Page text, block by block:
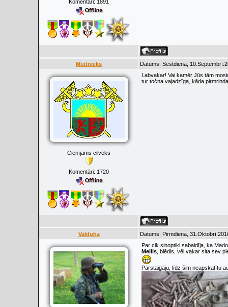
Komentāri: 1891
Muitnieks Datums: Sestdiena,
Cienījams cilvēks
Komentāri: 1720
Labvakar! Vai kamēr Jūs tām
tur točna vajadzīga, kāda
Valduha Datums: Pirmdiena,
Par cik sinoptiķi sabaidīja, ka
Meilis , blēdis, vēl vakar sita sev
Pārstaigāju, līdz šim neapskatītu